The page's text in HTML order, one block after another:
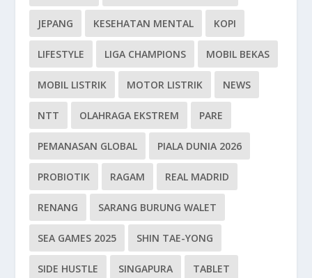
JEPANG KESEHATAN MENTAL KOPI
LIFESTYLE LIGA CHAMPIONS MOBIL BEKAS
MOBIL LISTRIK MOTOR LISTRIK NEWS
NTT OLAHRAGA EKSTREM PARE
PEMANASAN GLOBAL PIALA DUNIA 2026
PROBIOTIK RAGAM REAL MADRID
RENANG SARANG BURUNG WALET
SEA GAMES 2025 SHIN TAE-YONG
SIDE HUSTLE SINGAPURA TABLET